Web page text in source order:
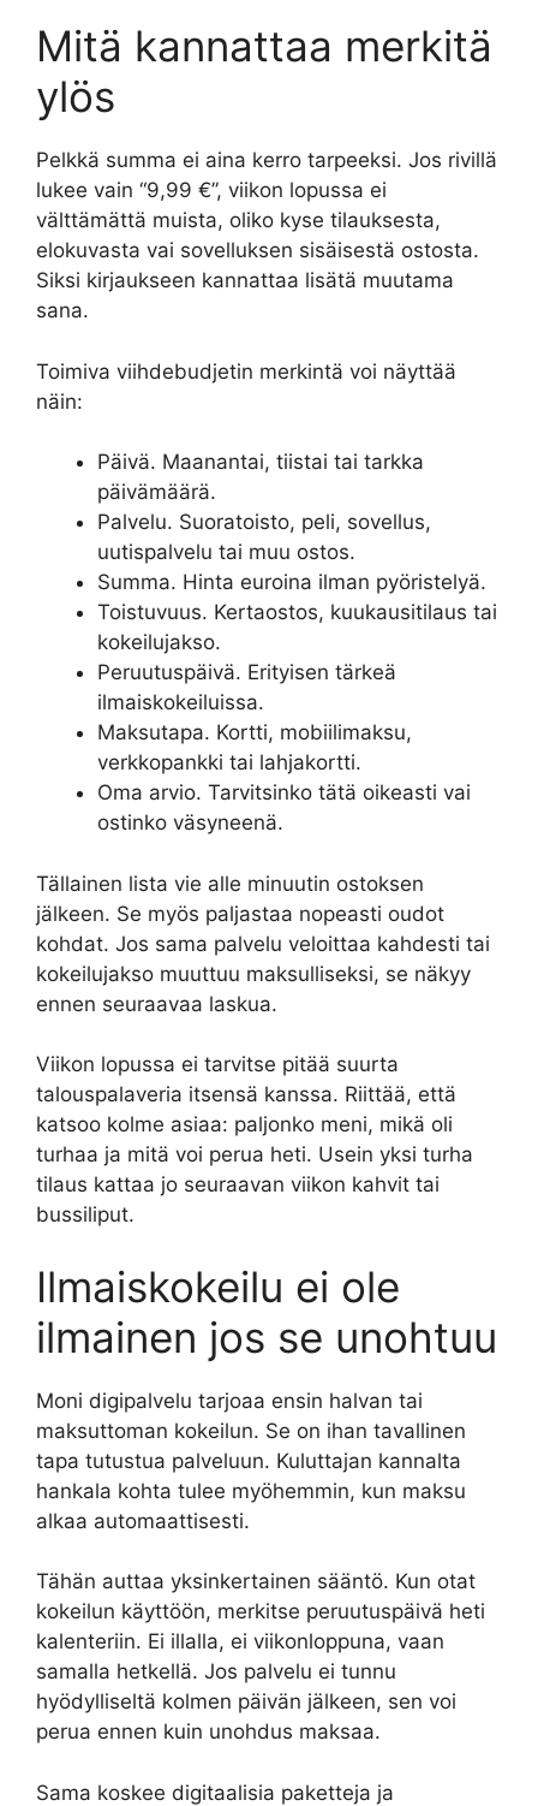
Mitä kannattaa merkitä
ylös
Pelkkä summa ei aina kerro tarpeeksi. Jos rivillä
lukee vain “9,99 €”, viikon lopussa ei
välttämättä muista, oliko kyse tilauksesta,
elokuvasta vai sovelluksen sisäisestä ostosta.
Siksi kirjaukseen kannattaa lisätä muutama
sana.
Toimiva viihdebudjetin merkintä voi näyttää
näin:
Päivä. Maanantai, tiistai tai tarkka
päivämäärä.
Palvelu. Suoratoisto, peli, sovellus,
uutispalvelu tai muu ostos.
Summa. Hinta euroina ilman pyöristelyä.
Toistuvuus. Kertaostos, kuukausitilaus tai
kokeilujakso.
Peruutuspäivä. Erityisen tärkeä
ilmaiskokeiluissa.
Maksutapa. Kortti, mobiilimaksu,
verkkopankki tai lahjakortti.
Oma arvio. Tarvitsinko tätä oikeasti vai
ostinko väsyneenä.
Tällainen lista vie alle minuutin ostoksen
jälkeen. Se myös paljastaa nopeasti oudot
kohdat. Jos sama palvelu veloittaa kahdesti tai
kokeilujakso muuttuu maksulliseksi, se näkyy
ennen seuraavaa laskua.
Viikon lopussa ei tarvitse pitää suurta
talouspalaveria itsensä kanssa. Riittää, että
katsoo kolme asiaa: paljonko meni, mikä oli
turhaa ja mitä voi perua heti. Usein yksi turha
tilaus kattaa jo seuraavan viikon kahvit tai
bussiliput.
Ilmaiskokeilu ei ole
ilmainen jos se unohtuu
Moni digipalvelu tarjoaa ensin halvan tai
maksuttoman kokeilun. Se on ihan tavallinen
tapa tutustua palveluun. Kuluttajan kannalta
hankala kohta tulee myöhemmin, kun maksu
alkaa automaattisesti.
Tähän auttaa yksinkertainen sääntö. Kun otat
kokeilun käyttöön, merkitse peruutuspäivä heti
kalenteriin. Ei illalla, ei viikonloppuna, vaan
samalla hetkellä. Jos palvelu ei tunnu
hyödylliseltä kolmen päivän jälkeen, sen voi
perua ennen kuin unohdus maksaa.
Sama koskee digitaalisia paketteja ja